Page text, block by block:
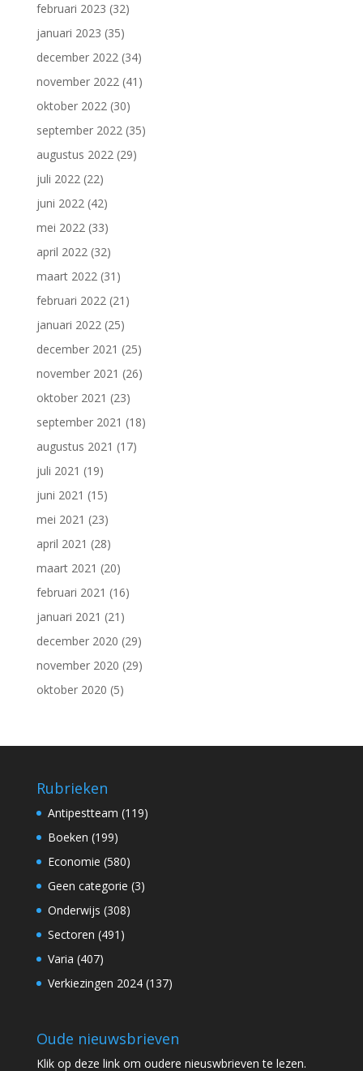
februari 2023 (32)
januari 2023 (35)
december 2022(34)
november 2022(41)
oktober 2022(30)
september 2022(35)
augustus 2022(29)
juli 2022(22)
juni 2022(42)
mei 2022(33)
april 2022(32)
maart 2022(31)
februari 2022(21)
januari 2022(25)
december 2021 (25)
november 2021 (26)
oktober 2021 (23)
september 2021 (18)
augustus 2021 (17)
juli 2021 (19)
juni 2021 (15)
mei 2021 (23)
april 2021 (28)
maart 2021 (20)
februari 2021 (16)
januari 2021 (21)
december 2020 (29)
november 2020 (29)
oktober 2020 (5)
Rubrieken
Antipestteam (119)
Boeken (199)
Economie (580)
Geen categorie (3)
Onderwijs (308)
Sectoren (491)
Varia (407)
Verkiezingen 2024(137)
Oude nieuwsbrieven
Klik op deze link om oudere nieuswbrieven te lezen.